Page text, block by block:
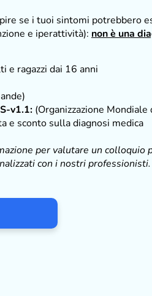
se i tuoi sintomi potrebbero
e iperattività): non è una
e ragazzi dai 16 anni
v1.1: (Organizzazione Mondiale
e sconto sulla diagnosi medica
per valutare un colloquio
con i nostri professionisti.